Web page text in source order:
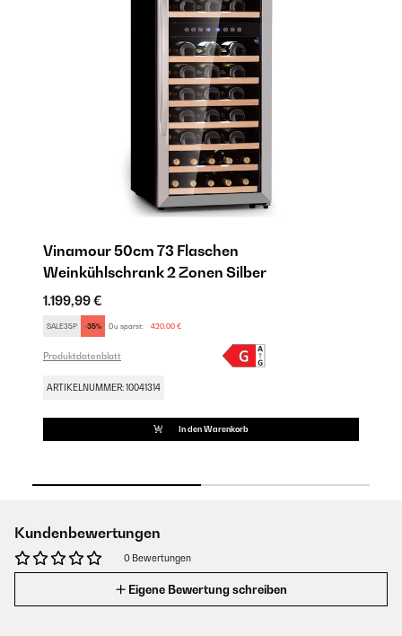
Vinamour 50cm 73 Flaschen
Weinkühlschrank 2 Zonen​ Silber
1.199,99 €
SALE35P -35% Du sparst: 420,00 €
Produktdatenblatt
ARTIKELNUMMER: 10041314
In den Warenkorb
Kundenbewertungen
0 Bewertungen
Eigene Bewertung schreiben